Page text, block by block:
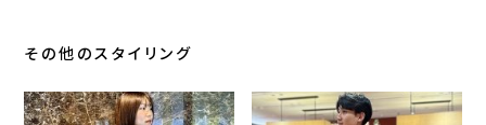
その他のスタイリング